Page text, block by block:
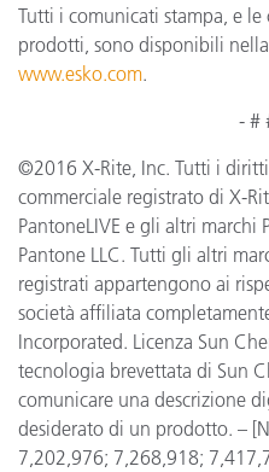
Tutti i comunicati stampa, e
prodotti, sono disponibili
www.esko.com.
- #
©2016 X-Rite, Inc. Tutti i
commerciale registrato di X-
PantoneLIVE e gli altri marchi
Pantone LLC. Tutti gli altri
registrati appartengono ai
società affiliata
Incorporated. Licenza Sun
tecnologia brevettata di Sun
comunicare una descrizione
desiderato di un prodotto. –
7,202,976; 7,268,918;